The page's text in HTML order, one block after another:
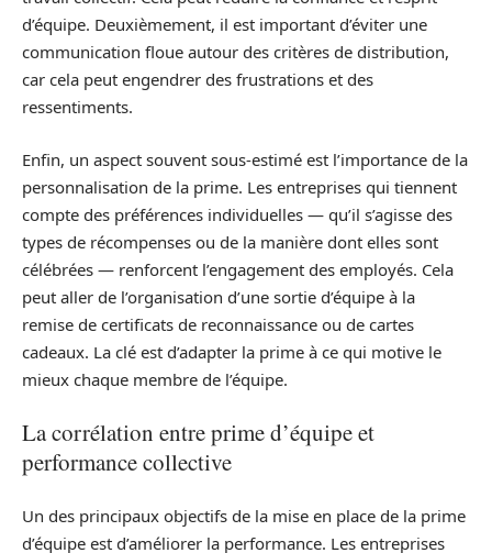
d’équipe. Deuxièmement, il est important d’éviter une
communication floue autour des critères de distribution,
car cela peut engendrer des frustrations et des
ressentiments.
Enfin, un aspect souvent sous-estimé est l’importance de la
personnalisation de la prime. Les entreprises qui tiennent
compte des préférences individuelles — qu’il s’agisse des
types de récompenses ou de la manière dont elles sont
célébrées — renforcent l’engagement des employés. Cela
peut aller de l’organisation d’une sortie d’équipe à la
remise de certificats de reconnaissance ou de cartes
cadeaux. La clé est d’adapter la prime à ce qui motive le
mieux chaque membre de l’équipe.
La corrélation entre prime d’équipe et
performance collective
Un des principaux objectifs de la mise en place de la prime
d’équipe est d’améliorer la performance. Les entreprises